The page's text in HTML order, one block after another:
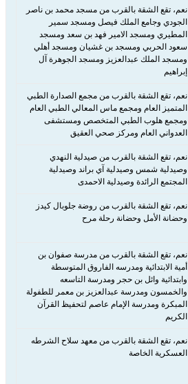
نعم، تقع الشقة بالقرب من مسجد محمد بن ناصر
الجودي وجامع الملك فيصل ومسجد سمير
المطيري ومسجد الامير فهد بن سعد ومسجد
سعود الحربي ومسجد بن غشيان ومسجد أهلي
ومسجد الملك عبدالعزيز ومسجد الجوهرة آل
إبراهيم
نعم، تقع الشقة بالقرب من مجمع الصدارة الطبي
المتميز العام ومجمع ماس المعالي الطبي العام
ومجمع هلوب الطبي المتخصص ومستشفى
العدواني العام ومركز صحي العقيق
نعم، تقع الشقة بالقرب من صيدلية النهدي
وصيدلية شمس وصيدلية آي براند وصيدلية
المجتمع الرائدة وصيدلية الاحمدى
نعم، تقع الشقة بالقرب من روضة جلوبال كيدز
وحضانة الأمل وحضانة رحلة مرح
نعم، تقع الشقة بالقرب من مدرسة صفوان بن
أمية الابتدائية ومدرسه الفاروق المتوسطة
وابتدائية وائل بن حجر ومدرسة التاسعه
والخمسون ومدرسة عبدالعزيز بن معمر للطفولة
المبكرة ومدرسة الإمام عاصم لتحفيظ القرآن
الكريم
نعم، تقع الشقة بالقرب من معهد سلاح الشرطه
العسكرية الخاصة